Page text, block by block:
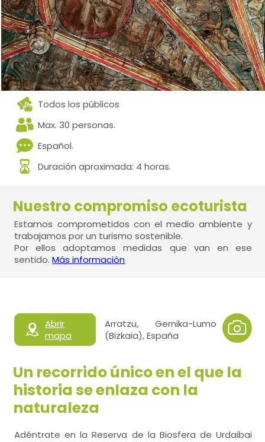
Todos los públicos
Max. 30 personas.
Español.
Duración aproximada: 4 horas.
Nuestro compromiso ecoturista
Estamos comprometidos con el medio ambiente y
trabajamos por un turismo sostenible.
Por ellos adoptamos medidas que van en ese
sentido.Más información
Abrir
mapa
Arratzu, Gernika-Lumo
(Bizkaia), España
Un recorrido único en el que la
historia se enlaza con la
naturaleza
Adéntrate en la Reserva de la Biosfera de Urdaibai